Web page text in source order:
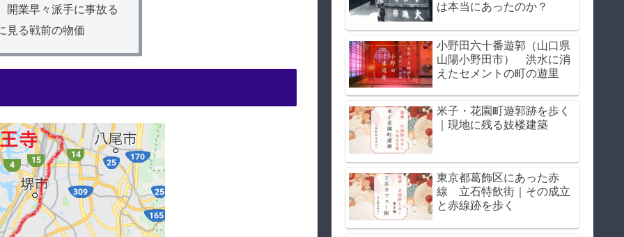
開業早々派手に事故る
見る戦前の物価
は本当にあったのか？
小野田六十番遊郭（山口県
山陽小野田市） 洪水に消
えたセメントの町の遊里
米子・花園町遊郭跡を歩く
｜現地に残る妓楼建築
東京都葛飾区にあった赤
線 立石特飲街｜その成立
と赤線跡を歩く